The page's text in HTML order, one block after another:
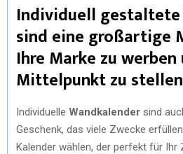
Individuell
sind eine großartige
Ihre Marke zu
Mittelpunkt zu stellen
Individuelle Wandkalender sind
Geschenk, das viele Zwecke
Kalender wählen, der perfekt für Ihr